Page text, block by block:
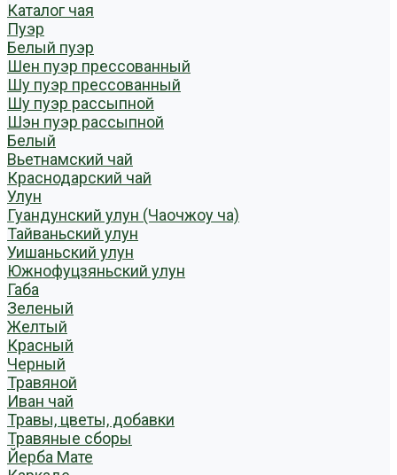
Каталог чая
Пуэр
Белый пуэр
Шен пуэр прессованный
Шу пуэр прессованный
Шу пуэр рассыпной
Шэн пуэр рассыпной
Белый
Вьетнамский чай
Краснодарский чай
Улун
Гуандунский улун (Чаочжоу ча)
Тайваньский улун
Уишаньский улун
Южнофуцзяньский улун
Габа
Зеленый
Желтый
Красный
Черный
Травяной
Иван чай
Травы, цветы, добавки
Травяные сборы
Йерба Мате